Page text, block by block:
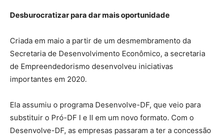
Desburocratizar para dar mais oportunidade
Criada em maio a partir de um desmembramento da
Secretaria de Desenvolvimento Econômico, a secretaria
de Empreendedorismo desenvolveu iniciativas
importantes em 2020.
Ela assumiu o programa Desenvolve-DF, que veio para
substituir o Pró-DF I e II em um novo formato. Com o
Desenvolve-DF, as empresas passaram a ter a concessão